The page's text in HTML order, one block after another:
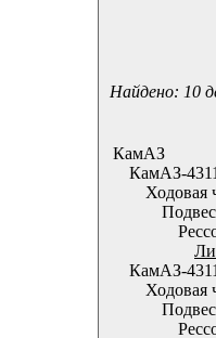
Найдено: 10
КамАЗ
КамАЗ-
Ходовая
КамАЗ-
Ходовая